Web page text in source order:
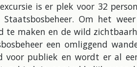
is er plek voor 32
Om het
te maken en de wild
een omliggend
voor publiek en wordt er al